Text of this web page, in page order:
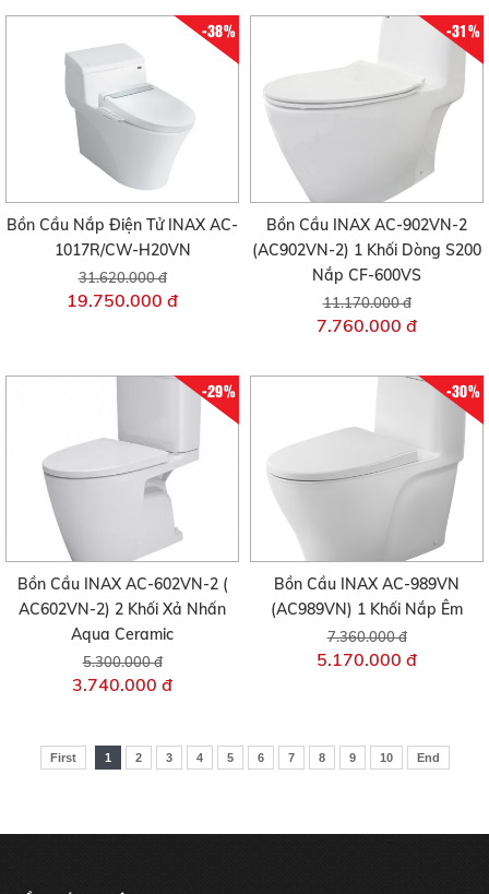
-38%
Bồn Cầu Nắp Điện Tử INAX AC-
1017R/CW-H20VN
31.620.000 đ
19.750.000 đ
-31%
Bồn Cầu INAX AC-902VN-2
(AC902VN-2) 1 Khối Dòng S200
Nắp CF-600VS
11.170.000 đ
7.760.000 đ
-29%
Bồn Cầu INAX AC-602VN-2 (
AC602VN-2) 2 Khối Xả Nhấn
Aqua Ceramic
5.300.000 đ
3.740.000 đ
-30%
Bồn Cầu INAX AC-989VN
(AC989VN) 1 Khối Nắp Êm
7.360.000 đ
5.170.000 đ
First 1 2 3 4 5 6 7 8 9 10 End